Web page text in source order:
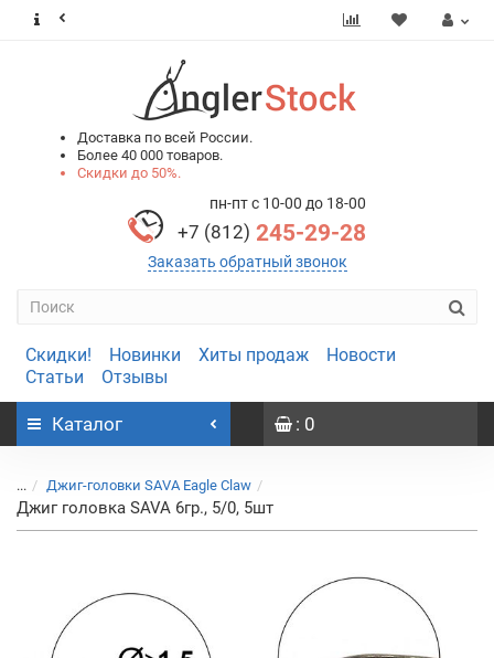
Доставка по всей России.
Более 40 000 товаров.
Скидки до 50%.
пн-пт с 10-00 до 18-00
+7 (812) 245-29-28
Заказать обратный звонок
Скидки! Новинки Хиты продаж
Новости
Статьи
Отзывы
Каталог : 0
... Джиг-головки SAVA Eagle Claw
Джиг головка SAVA 6гр., 5/0, 5шт